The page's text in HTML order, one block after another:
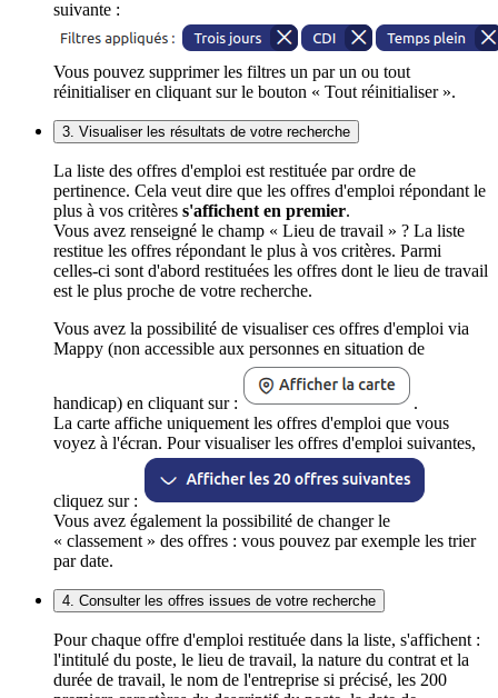
suivante :
Vous pouvez supprimer les filtres un par un ou tout
réinitialiser en cliquant sur le bouton « Tout réinitialiser ».
3. Visualiser les résultats de votre recherche
La liste des offres d'emploi est restituée par ordre de
pertinence. Cela veut dire que les offres d'emploi répondant le
plus à vos critères s'affichent en premier.
Vous avez renseigné le champ « Lieu de travail » ? La liste
restitue les offres répondant le plus à vos critères. Parmi
celles-ci sont d'abord restituées les offres dont le lieu de travail
est le plus proche de votre recherche.
Vous avez la possibilité de visualiser ces offres d'emploi via
Mappy (non accessible aux personnes en situation de
handicap) en cliquant sur :
.
La carte affiche uniquement les offres d'emploi que vous
voyez à l'écran. Pour visualiser les offres d'emploi suivantes,
cliquez sur :
Vous avez également la possibilité de changer le
« classement » des offres : vous pouvez par exemple les trier
par date.
4. Consulter les offres issues de votre recherche
Pour chaque offre d'emploi restituée dans la liste, s'affichent :
l'intitulé du poste, le lieu de travail, la nature du contrat et la
durée de travail, le nom de l'entreprise si précisé, les 200